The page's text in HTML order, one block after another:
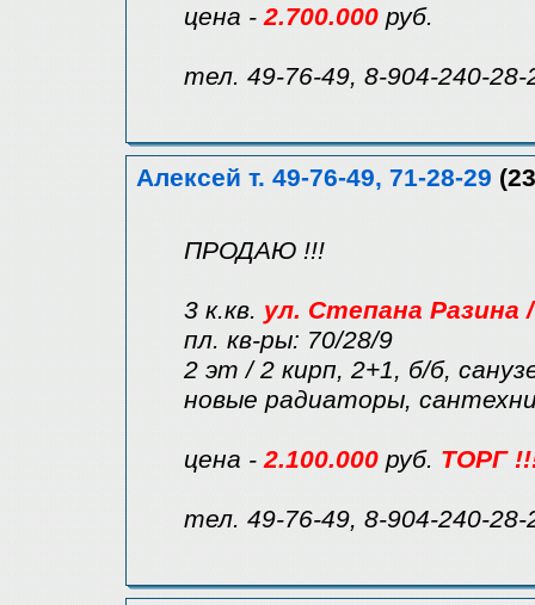
цена -2.700.000 руб.
тел. 49-76-49, 8-904-240-28-
Алексей т. 49-76-49, 71-28-29
ПРОДАЮ !!!
3 к.кв. ул. Степана Разина
пл. кв-ры: 70/28/9
2 эт / 2 кирп, 2+1, б/б,
новые радиаторы,
цена -2.100.000 руб. ТОРГ
тел. 49-76-49, 8-904-240-28-